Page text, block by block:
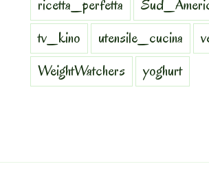
ricetta_perfetta
tv_kino
utensile_cucina
WeightWatchers
yoghurt